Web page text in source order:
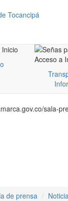
sala-
de prensa